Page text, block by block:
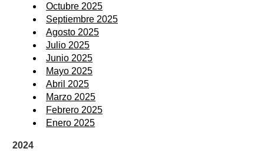
Octubre 2025
Septiembre 2025
Agosto 2025
Julio 2025
Junio 2025
Mayo 2025
Abril 2025
Marzo 2025
Febrero 2025
Enero 2025
2024